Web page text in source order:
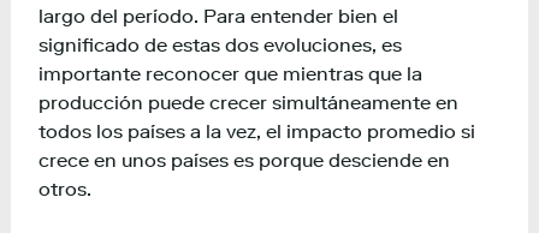
largo del período. Para entender bien el
significado de estas dos evoluciones, es
importante reconocer que mientras que la
producción puede crecer simultáneamente en
todos los países a la vez, el impacto promedio si
crece en unos países es porque desciende en
otros.